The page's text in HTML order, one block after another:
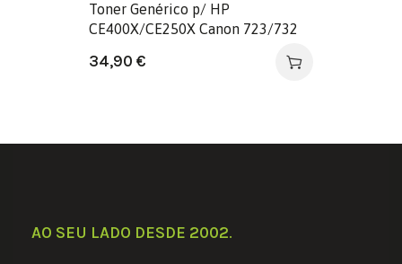
Toner Genérico p/ HP
CE400X/CE250X Canon 723/732
34,90 €
AO SEU LADO DESDE 2002.